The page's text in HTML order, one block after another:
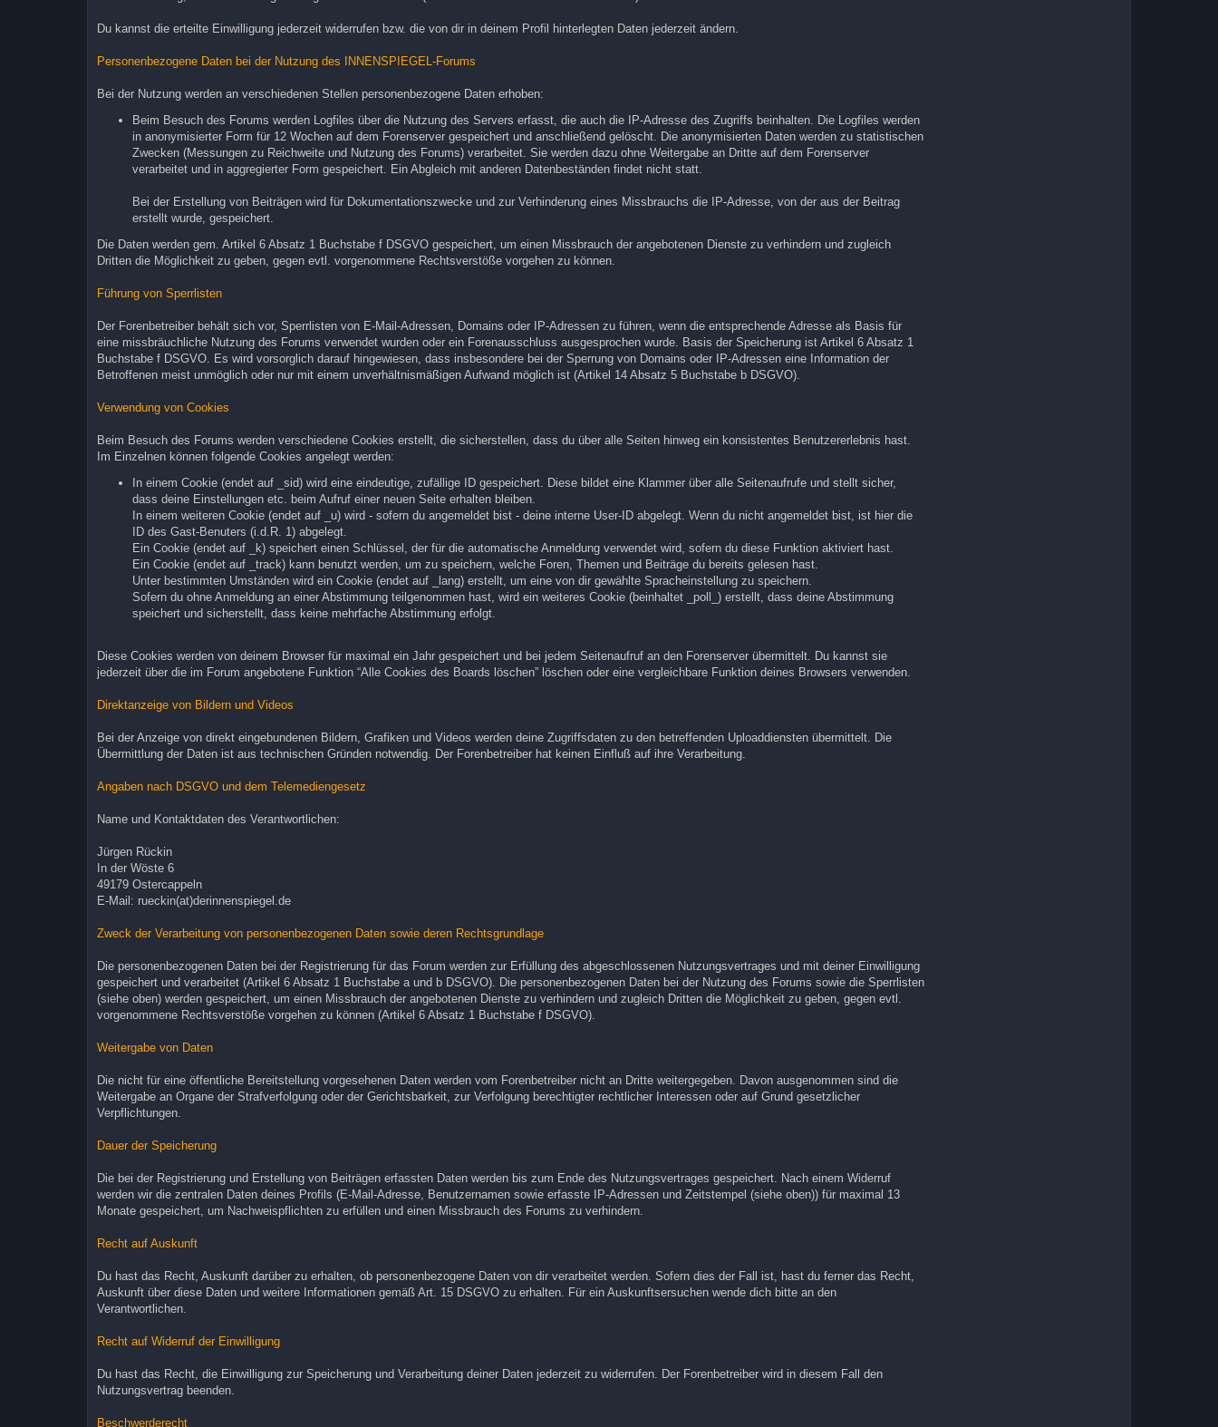
Du kannst die erteilte Einwilligung jederzeit widerrufen bzw. die von dir in deinem Profil hinterlegten Daten jederzeit ändern.
Personenbezogene Daten bei der Nutzung des INNENSPIEGEL-Forums
Bei der Nutzung werden an verschiedenen Stellen personenbezogene Daten erhoben:
Beim Besuch des Forums werden Logfiles über die Nutzung des Servers erfasst, die auch die IP-Adresse des Zugriffs beinhalten. Die Logfiles werden
in anonymisierter Form für 12 Wochen auf dem Forenserver gespeichert und anschließend gelöscht. Die anonymisierten Daten werden zu statistischen
Zwecken (Messungen zu Reichweite und Nutzung des Forums) verarbeitet. Sie werden dazu ohne Weitergabe an Dritte auf dem Forenserver
verarbeitet und in aggregierter Form gespeichert. Ein Abgleich mit anderen Datenbeständen findet nicht statt.
Bei der Erstellung von Beiträgen wird für Dokumentationszwecke und zur Verhinderung eines Missbrauchs die IP-Adresse, von der aus der Beitrag
erstellt wurde, gespeichert.
Die Daten werden gem. Artikel 6 Absatz 1 Buchstabe f DSGVO gespeichert, um einen Missbrauch der angebotenen Dienste zu verhindern und zugleich
Dritten die Möglichkeit zu geben, gegen evtl. vorgenommene Rechtsverstöße vorgehen zu können.
Führung von Sperrlisten
Der Forenbetreiber behält sich vor, Sperrlisten von E-Mail-Adressen, Domains oder IP-Adressen zu führen, wenn die entsprechende Adresse als Basis für
eine missbräuchliche Nutzung des Forums verwendet wurden oder ein Forenausschluss ausgesprochen wurde. Basis der Speicherung ist Artikel 6 Absatz 1
Buchstabe f DSGVO. Es wird vorsorglich darauf hingewiesen, dass insbesondere bei der Sperrung von Domains oder IP-Adressen eine Information der
Betroffenen meist unmöglich oder nur mit einem unverhältnismäßigen Aufwand möglich ist (Artikel 14 Absatz 5 Buchstabe b DSGVO).
Verwendung von Cookies
Beim Besuch des Forums werden verschiedene Cookies erstellt, die sicherstellen, dass du über alle Seiten hinweg ein konsistentes Benutzererlebnis hast.
Im Einzelnen können folgende Cookies angelegt werden:
In einem Cookie (endet auf _sid) wird eine eindeutige, zufällige ID gespeichert. Diese bildet eine Klammer über alle Seitenaufrufe und stellt sicher,
dass deine Einstellungen etc. beim Aufruf einer neuen Seite erhalten bleiben.
In einem weiteren Cookie (endet auf _u) wird - sofern du angemeldet bist - deine interne User-ID abgelegt. Wenn du nicht angemeldet bist, ist hier die
ID des Gast-Benuters (i.d.R. 1) abgelegt.
Ein Cookie (endet auf _k) speichert einen Schlüssel, der für die automatische Anmeldung verwendet wird, sofern du diese Funktion aktiviert hast.
Ein Cookie (endet auf _track) kann benutzt werden, um zu speichern, welche Foren, Themen und Beiträge du bereits gelesen hast.
Unter bestimmten Umständen wird ein Cookie (endet auf _lang) erstellt, um eine von dir gewählte Spracheinstellung zu speichern.
Sofern du ohne Anmeldung an einer Abstimmung teilgenommen hast, wird ein weiteres Cookie (beinhaltet _poll_) erstellt, dass deine Abstimmung
speichert und sicherstellt, dass keine mehrfache Abstimmung erfolgt.
Diese Cookies werden von deinem Browser für maximal ein Jahr gespeichert und bei jedem Seitenaufruf an den Forenserver übermittelt. Du kannst sie
jederzeit über die im Forum angebotene Funktion “Alle Cookies des Boards löschen” löschen oder eine vergleichbare Funktion deines Browsers verwenden.
Direktanzeige von Bildern und Videos
Bei der Anzeige von direkt eingebundenen Bildern, Grafiken und Videos werden deine Zugriffsdaten zu den betreffenden Uploaddiensten übermittelt. Die
Übermittlung der Daten ist aus technischen Gründen notwendig. Der Forenbetreiber hat keinen Einfluß auf ihre Verarbeitung.
Angaben nach DSGVO und dem Telemediengesetz
Name und Kontaktdaten des Verantwortlichen:
Jürgen Rückin
In der Wöste 6
49179 Ostercappeln
E-Mail: rueckin(at)derinnenspiegel.de
Zweck der Verarbeitung von personenbezogenen Daten sowie deren Rechtsgrundlage
Die personenbezogenen Daten bei der Registrierung für das Forum werden zur Erfüllung des abgeschlossenen Nutzungsvertrages und mit deiner Einwilligung
gespeichert und verarbeitet (Artikel 6 Absatz 1 Buchstabe a und b DSGVO). Die personenbezogenen Daten bei der Nutzung des Forums sowie die Sperrlisten
(siehe oben) werden gespeichert, um einen Missbrauch der angebotenen Dienste zu verhindern und zugleich Dritten die Möglichkeit zu geben, gegen evtl.
vorgenommene Rechtsverstöße vorgehen zu können (Artikel 6 Absatz 1 Buchstabe f DSGVO).
Weitergabe von Daten
Die nicht für eine öffentliche Bereitstellung vorgesehenen Daten werden vom Forenbetreiber nicht an Dritte weitergegeben. Davon ausgenommen sind die
Weitergabe an Organe der Strafverfolgung oder der Gerichtsbarkeit, zur Verfolgung berechtigter rechtlicher Interessen oder auf Grund gesetzlicher
Verpflichtungen.
Dauer der Speicherung
Die bei der Registrierung und Erstellung von Beiträgen erfassten Daten werden bis zum Ende des Nutzungsvertrages gespeichert. Nach einem Widerruf
werden wir die zentralen Daten deines Profils (E-Mail-Adresse, Benutzernamen sowie erfasste IP-Adressen und Zeitstempel (siehe oben)) für maximal 13
Monate gespeichert, um Nachweispflichten zu erfüllen und einen Missbrauch des Forums zu verhindern.
Recht auf Auskunft
Du hast das Recht, Auskunft darüber zu erhalten, ob personenbezogene Daten von dir verarbeitet werden. Sofern dies der Fall ist, hast du ferner das Recht,
Auskunft über diese Daten und weitere Informationen gemäß Art. 15 DSGVO zu erhalten. Für ein Auskunftsersuchen wende dich bitte an den
Verantwortlichen.
Recht auf Widerruf der Einwilligung
Du hast das Recht, die Einwilligung zur Speicherung und Verarbeitung deiner Daten jederzeit zu widerrufen. Der Forenbetreiber wird in diesem Fall den
Nutzungsvertrag beenden.
Beschwerderecht